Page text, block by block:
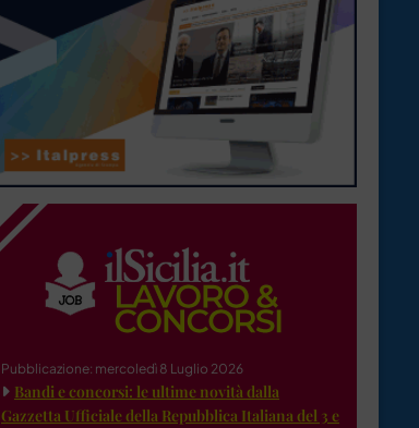
Pubblicazione: mercoledì 8 Luglio 2026
Bandi e concorsi: le ultime novità dalla
Gazzetta Ufficiale della Repubblica Italiana del 3 e